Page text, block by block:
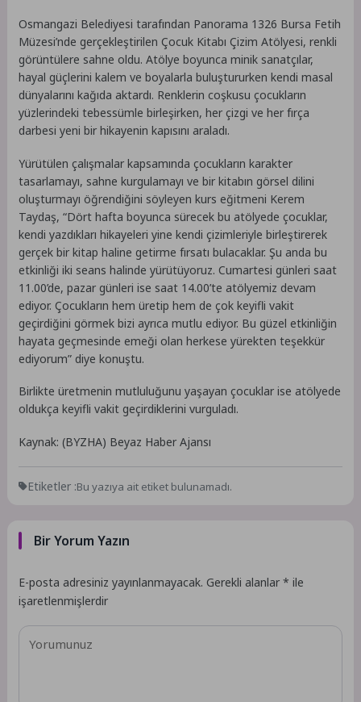
Osmangazi Belediyesi tarafından Panorama 1326 Bursa Fetih
Müzesi’nde gerçekleştirilen Çocuk Kitabı Çizim Atölyesi, renkli
görüntülere sahne oldu. Atölye boyunca minik sanatçılar,
hayal güçlerini kalem ve boyalarla buluştururken kendi masal
dünyalarını kağıda aktardı. Renklerin coşkusu çocukların
yüzlerindeki tebessümle birleşirken, her çizgi ve her fırça
darbesi yeni bir hikayenin kapısını araladı.
Yürütülen çalışmalar kapsamında çocukların karakter
tasarlamayı, sahne kurgulamayı ve bir kitabın görsel dilini
oluşturmayı öğrendiğini söyleyen kurs eğitmeni Kerem
Taydaş, “Dört hafta boyunca sürecek bu atölyede çocuklar,
kendi yazdıkları hikayeleri yine kendi çizimleriyle birleştirerek
gerçek bir kitap haline getirme fırsatı bulacaklar. Şu anda bu
etkinliği iki seans halinde yürütüyoruz. Cumartesi günleri saat
11.00’de, pazar günleri ise saat 14.00’te atölyemiz devam
ediyor. Çocukların hem üretip hem de çok keyifli vakit
geçirdiğini görmek bizi ayrıca mutlu ediyor. Bu güzel etkinliğin
hayata geçmesinde emeği olan herkese yürekten teşekkür
ediyorum” diye konuştu.
Birlikte üretmenin mutluluğunu yaşayan çocuklar ise atölyede
oldukça keyifli vakit geçirdiklerini vurguladı.
Kaynak: (BYZHA) Beyaz Haber Ajansı
Etiketler :Bu yazıya ait etiket bulunamadı.
Bir Yorum Yazın
E-posta adresiniz yayınlanmayacak. Gerekli alanlar* ile
işaretlenmişlerdir